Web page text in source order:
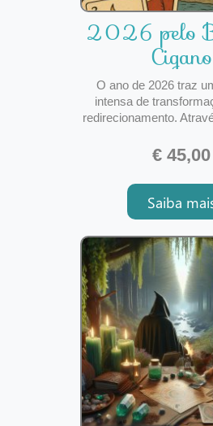
2026 pelo
Cigano
O ano de 2026 traz
intensa de
redirecionamento.
quais caminhos se
desafios se
oportunidades o
tua rota. As previsões
ajudam-te a:✨
€ 45,00
Saiba